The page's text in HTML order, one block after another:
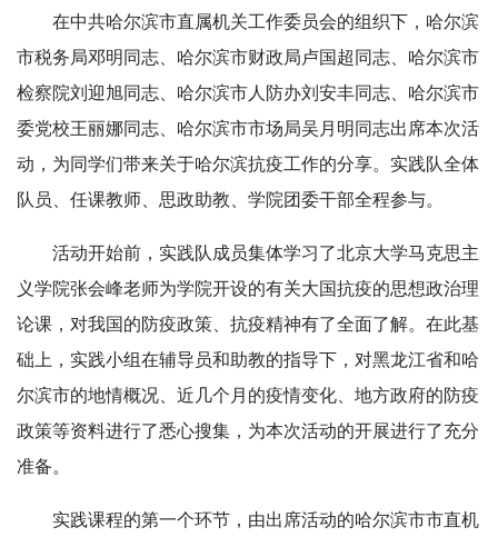
在中共哈尔滨市直属机关工作委员会的组织下，哈尔滨
市税务局邓明同志、哈尔滨市财政局卢国超同志、哈尔滨市
检察院刘迎旭同志、哈尔滨市人防办刘安丰同志、哈尔滨市
委党校王丽娜同志、哈尔滨市市场局吴月明同志出席本次活
动，为同学们带来关于哈尔滨抗疫工作的分享。实践队全体
队员、任课教师、思政助教、学院团委干部全程参与。
活动开始前，实践队成员集体学习了北京大学马克思主
义学院张会峰老师为学院开设的有关大国抗疫的思想政治理
论课，对我国的防疫政策、抗疫精神有了全面了解。在此基
础上，实践小组在辅导员和助教的指导下，对黑龙江省和哈
尔滨市的地情概况、近几个月的疫情变化、地方政府的防疫
政策等资料进行了悉心搜集，为本次活动的开展进行了充分
准备。
实践课程的第一个环节，由出席活动的哈尔滨市市直机